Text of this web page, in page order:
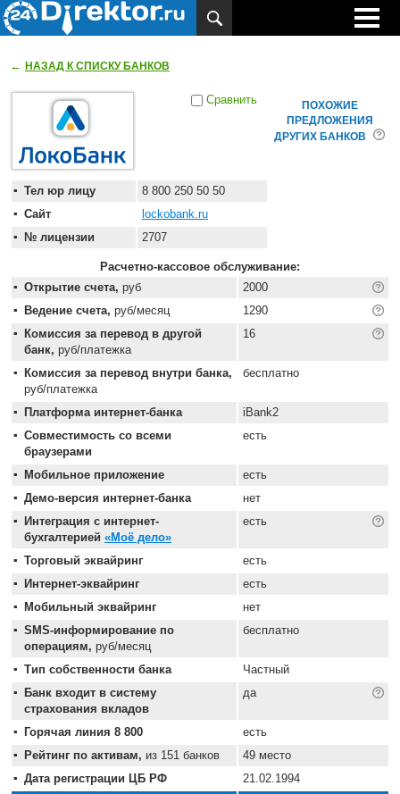
← НАЗАД К СПИСКУ БАНКОВ
Сравнить
Тел юр лицу
8 800 250 50 50
Сайт
lockobank.ru
№ лицензии
2707
Расчетно-кассовое обслуживание:
Открытие счета, руб
2000
Ведение счета, руб/месяц
1290
Комиссия за перевод в другой
банк, руб/платежка
16
Комиссия за перевод внутри банка,
руб/платежка
бесплатно
Платформа интернет-банка
iBank2
Совместимость со всеми
браузерами
есть
Мобильное приложение
есть
Демо-версия интернет-банка
нет
Интеграция с интернет-
бухгалтерией «Моё дело»
есть
Торговый эквайринг
есть
Интернет-эквайринг
есть
Мобильный эквайринг
нет
SMS-информирование по
операциям, руб/месяц
бесплатно
Тип собственности банка
Частный
Банк входит в систему
страхования вкладов
да
Горячая линия 8 800
есть
Рейтинг по активам, из 151 банков
49 место
Дата регистрации ЦБ РФ
21.02.1994
ПОХОЖИЕ
ПРЕДЛОЖЕНИЯ
ДРУГИХ БАНКОВ